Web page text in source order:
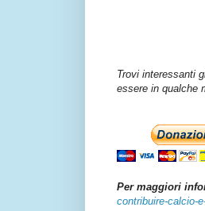
Trovi interessanti
essere in qualche
Per maggiori
contribuire-calcio-